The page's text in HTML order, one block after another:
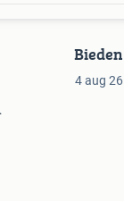
Bieden
4 aug 26